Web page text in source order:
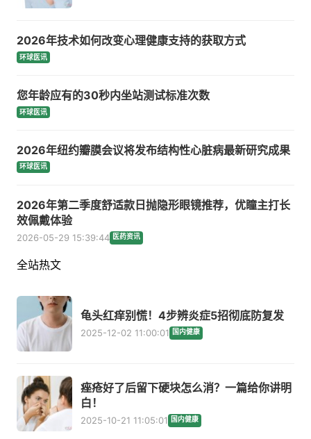
2026年技术如何改变心理健康支持的获取方式
环球医讯
您年龄应有的30秒内坐站测试标准次数
环球医讯
2026年纽约瓣膜会议将发布结构性心脏病最新研究成果
环球医讯
2026年第二季度舒适款日抛隐形眼镜推荐，优瞳主打长
效佩戴体验
2026-05-29 15:39:44 医药资讯
全站热文
龟头红痒别慌！4步辨炎症5招彻底防复发
2025-12-02 11:00:01 国内健康
痤疮好了后留下硬块怎么消？一篇给你讲明
白！
2025-10-21 11:05:01 国内健康